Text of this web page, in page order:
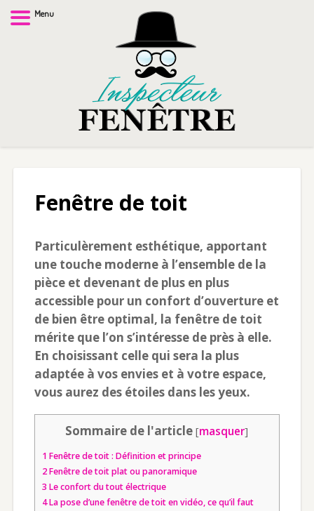
Fenêtre de toit
Particulèrement esthétique, apportant
une touche moderne à l’ensemble de la
pièce et devenant de plus en plus
accessible pour un confort d’ouverture et
de bien être optimal, la fenêtre de toit
mérite que l’on s’intéresse de près à elle.
En choisissant celle qui sera la plus
adaptée à vos envies et à votre espace,
vous aurez des étoiles dans les yeux.
Sommaire de l'article [masquer]
1 Fenêtre de toit : Définition et principe
2Fenêtre de toit plat ou panoramique
3Le confort du tout électrique
4La pose d’une fenêtre de toit en vidéo, ce qu’il faut
Menu